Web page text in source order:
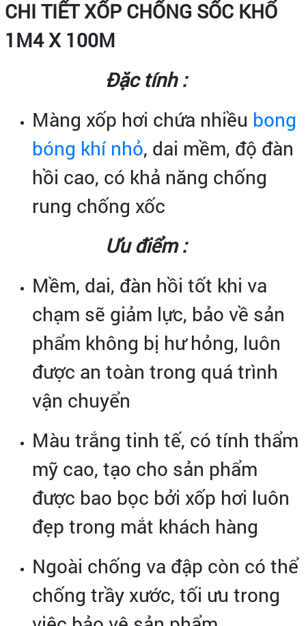
CHI TIẾT XỐP CHỐNG SỐC KHỔ
1M4 X 100M
Đặc tính :
Màng xốp hơi chứa nhiều bong
bóng khí nhỏ, dai mềm, độ đàn
hồi cao, có khả năng chống
rung chống xốc
Ưu điểm :
Mềm, dai, đàn hồi tốt khi va
chạm sẽ giảm lực, bảo về sản
phẩm không bị hư hỏng, luôn
được an toàn trong quá trình
vận chuyển
Màu trắng tinh tế, có tính thẩm
mỹ cao, tạo cho sản phẩm
được bao bọc bởi xốp hơi luôn
đẹp trong mắt khách hàng
Ngoài chống va đập còn có thể
chống trầy xước, tối ưu trong